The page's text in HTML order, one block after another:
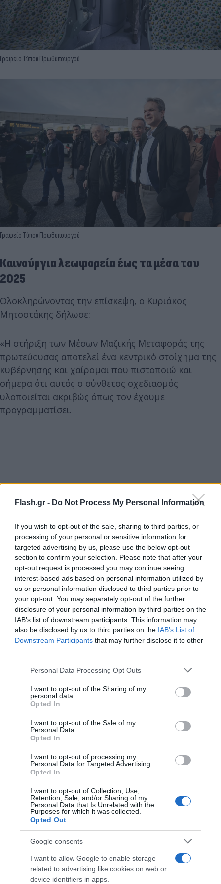
Flash.gr - Do Not Process My Personal Information
If you wish to opt-out of the sale, sharing to third parties, or
processing of your personal or sensitive information for
targeted advertising by us, please use the below opt-out
section to confirm your selection. Please note that after your
opt-out request is processed you may continue seeing
interest-based ads based on personal information utilized by
us or personal information disclosed to third parties prior to
your opt-out. You may separately opt-out of the further
disclosure of your personal information by third parties on the
IAB’s list of downstream participants. This information may
also be disclosed by us to third parties on the IAB’s List of
Downstream Participants that may further disclose it to other
Please note that this website/app uses one or more Google
not limited to your visit or usage behaviour. You may click to
grant or deny consent to Google and its third-party tags to
use your data for below specified purposes in below Google
consent section.
Personal Data Processing Opt Outs
I want to opt-out of the Sharing of my
personal data.
Opted In
I want to opt-out of the Sale of my
Personal Data.
Opted In
I want to opt-out of processing my
Personal Data for Targeted Advertising.
Opted In
I want to opt-out of Collection, Use,
Retention, Sale, and/or Sharing of my
Personal Data that Is Unrelated with the
Purposes for which it was collected.
Opted Out
Google consents
I want to allow Google to enable storage
related to advertising like cookies on web or
device identifiers in apps.
Γραφείο Τύπου Πρωθυπουργού
Γραφείο Τύπου Πρωθυπουργού
Καινούργια λεωφορεία έως τα μέσα του
2025
Ολοκληρώνοντας την επίσκεψη, ο Κυριάκος
Μητσοτάκης δήλωσε:
«Η στήριξη των Μέσων Μαζικής Μεταφοράς της
πρωτεύουσας αποτελεί ένα κεντρικό στοίχημα της
κυβέρνησης και χαίρομαι που πιστοποιώ και
σήμερα ότι αυτός ο σύνθετος σχεδιασμός
υλοποιείται ακριβώς όπως τον έχουμε
προγραμματίσει.
καινούργια ηλεκτρικά λεωφορεία και λεωφορεία
φυσικού αερίου, τα οποία εντάσσονται στο
δυναμικό των λεωφορείων που εξυπηρετούν τις
ευρύτερες ανάγκες του λεκανοπεδίου.
Σκοπός μας -και θα τον πετύχουμε- είναι να έχουμε
900 καινούργια λεωφορεία έως τα μέσα του 2025,
αλλά βέβαια δεν αρκεί μόνο να αντικαθιστούμε
παλαιότερα λεωφορεία με νεότερα φιλικά προς το